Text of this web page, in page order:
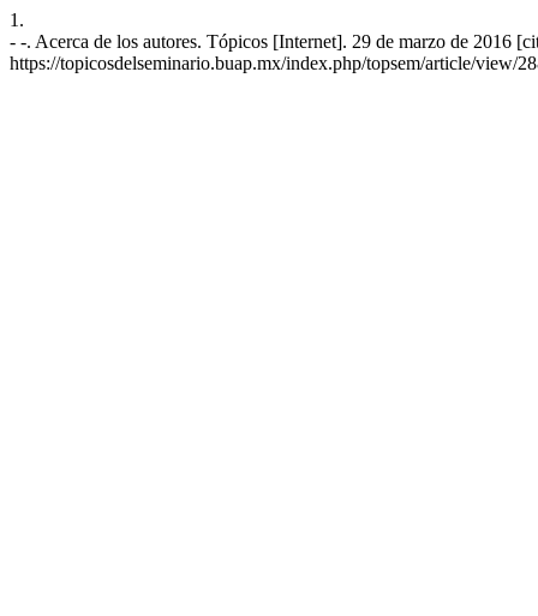
1.
- -. Acerca de los autores. Tópicos [Internet]. 29 de marzo de 2016
https://topicosdelseminario.buap.mx/index.php/topsem/article/view/